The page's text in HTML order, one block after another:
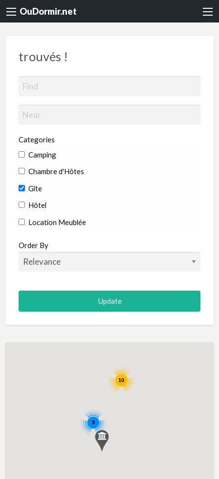
OuDormir.net
trouvés !
Categories
Camping
Chambre d'Hôtes
Gîte
Hôtel
Location Meublée
Order By
9
10